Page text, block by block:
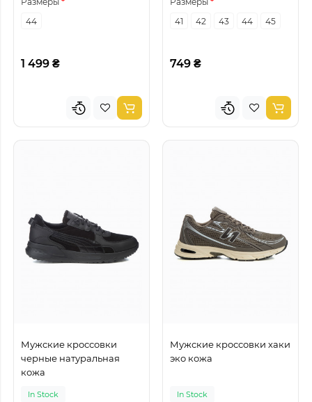
44
1 499 ₴
41
42 43 44 45
749 ₴
Мужские кроссовки
черные натуральная
кожа
In Stock
Мужские кроссовки хаки
эко кожа
In Stock